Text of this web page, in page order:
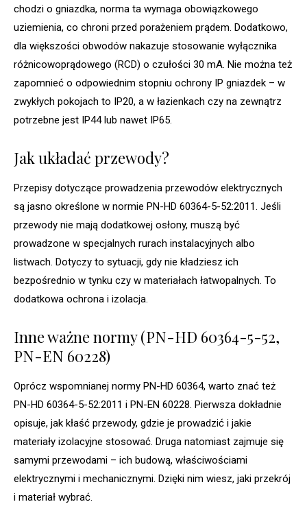
chodzi o gniazdka, norma ta wymaga obowiązkowego
uziemienia, co chroni przed porażeniem prądem. Dodatkowo,
dla większości obwodów nakazuje stosowanie wyłącznika
różnicowoprądowego (RCD) o czułości 30 mA. Nie można też
zapomnieć o odpowiednim stopniu ochrony IP gniazdek – w
zwykłych pokojach to IP20, a w łazienkach czy na zewnątrz
potrzebne jest IP44 lub nawet IP65.
Jak układać przewody?
Przepisy dotyczące prowadzenia przewodów elektrycznych
są jasno określone w normie PN-HD 60364-5-52:2011. Jeśli
przewody nie mają dodatkowej osłony, muszą być
prowadzone w specjalnych rurach instalacyjnych albo
listwach. Dotyczy to sytuacji, gdy nie kładziesz ich
bezpośrednio w tynku czy w materiałach łatwopalnych. To
dodatkowa ochrona i izolacja.
Inne ważne normy (PN-HD 60364-5-52,
PN-EN 60228)
Oprócz wspomnianej normy PN-HD 60364, warto znać też
PN-HD 60364-5-52:2011 i PN-EN 60228. Pierwsza dokładnie
opisuje, jak kłaść przewody, gdzie je prowadzić i jakie
materiały izolacyjne stosować. Druga natomiast zajmuje się
samymi przewodami – ich budową, właściwościami
elektrycznymi i mechanicznymi. Dzięki nim wiesz, jaki przekrój
i materiał wybrać.